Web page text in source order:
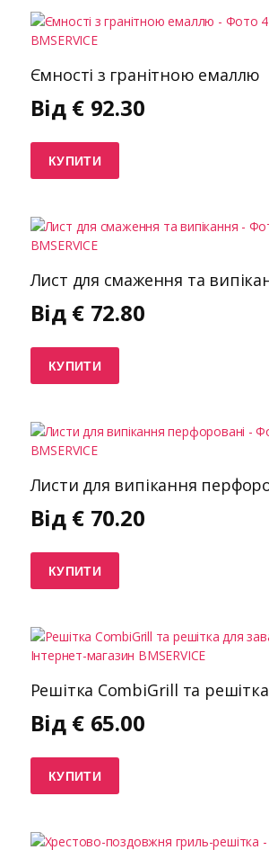
Ємності з гранітною емаллю
Від € 92.30
КУПИТИ
Лист для смаження та
Від € 72.80
КУПИТИ
Листи для випікання
Від € 70.20
КУПИТИ
Решітка CombiGrill та
Від € 65.00
КУПИТИ